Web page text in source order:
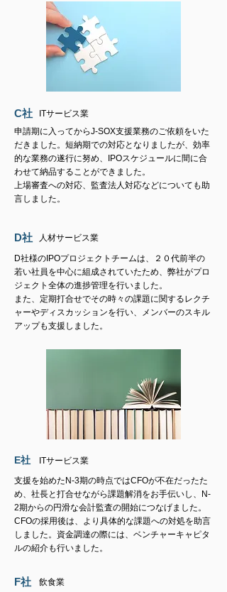
C社
​ITサービス業
申請期に入ってからJ-SOX支援業務のご依頼をいた
だきました。短納期での対応となりましたが、効率
的な業務の遂行に努め、IPOスケジュールに間に合
わせて納品することができました。
​上場審査への対応、監査法人対応などについても助
言しました。
D社 ​人材サービス業
D社様のIPOプロジェクトチームは、２０代前半の
若い社員を中心に組成されていたため、弊社がプロ
ジェクト全体の進捗管理を行いました。
また、定期打合せでその時々の課題に関するレクチ
ャーやディスカッションを行い、メンバーのスキル
アップも支援しました。
E社
​ITサービス業
支援を始めたN-3期の時点ではCFOが不在だったた
め、社長と打合せながら課題解消をお手伝いし、N-
2期からの円滑な会計監査の開始につなげました。
CFOの採用後は、より具体的な課題への対処を助言
しました。資金調達の際には、ベンチャーキャピタ
ルの紹介も行いました。
F社 ​飲食業